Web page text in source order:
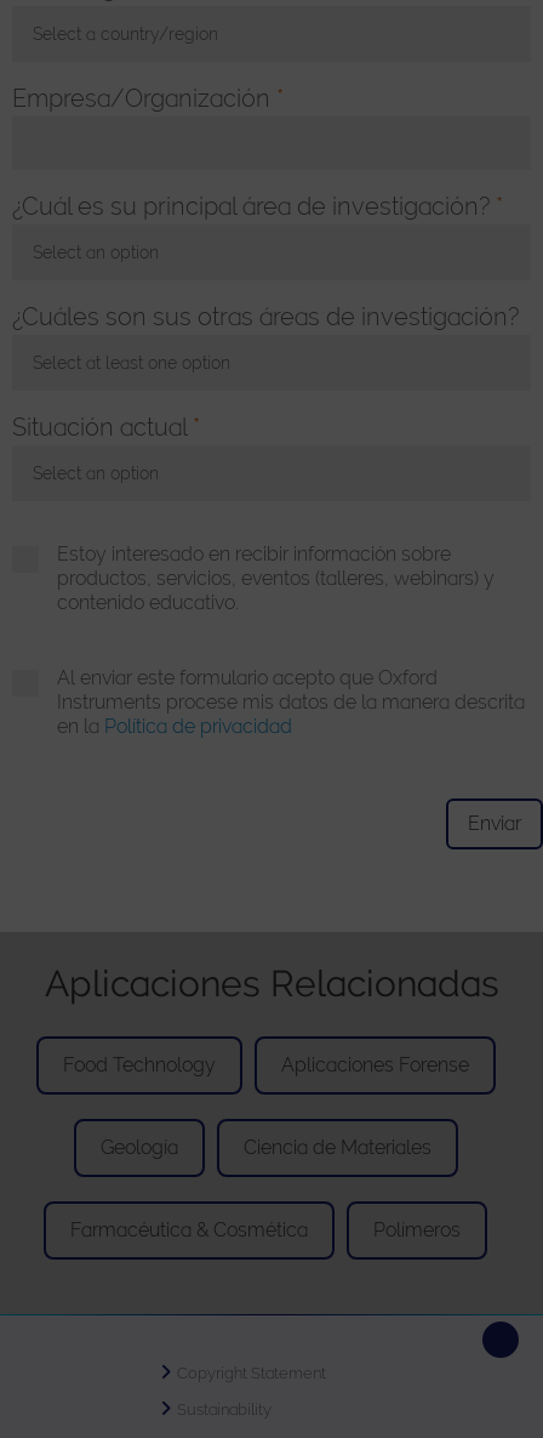
Select a country/region
Empresa/Organización *
¿Cuál es su principal área de investigación? *
Select an option
¿Cuáles son sus otras áreas de investigación?
Select at least one option
Situación actual *
Select an option
Estoy interesado en recibir información sobre
productos, servicios, eventos (talleres, webinars) y
contenido educativo.
Al enviar este formulario acepto que Oxford
Instruments procese mis datos de la manera descrita
en la Política de privacidad
Aplicaciones Relacionadas
Food Technology Aplicaciones Forense
Geología Ciencia de Materiales
Farmacéutica & Cosmética Polímeros
Copyright Statement
Sustainability